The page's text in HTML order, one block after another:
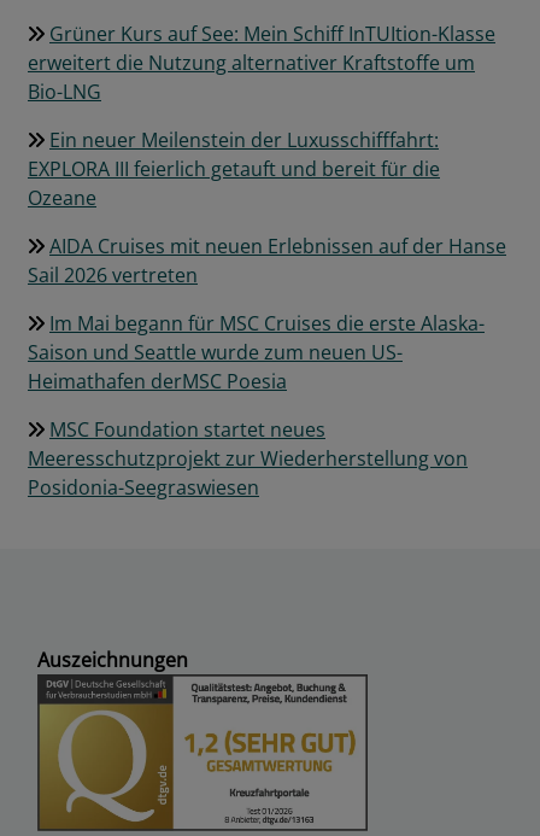
Grüner Kurs auf See: Mein Schiff InTUItion-Klasse
erweitert die Nutzung alternativer Kraftstoffe um
Bio-LNG
Ein neuer Meilenstein der Luxusschifffahrt:
EXPLORA III feierlich getauft und bereit für die
Ozeane
AIDA Cruises mit neuen Erlebnissen auf der Hanse
Sail 2026 vertreten
Im Mai begann für MSC Cruises die erste Alaska-
Saison und Seattle wurde zum neuen US-
Heimathafen derMSC Poesia
MSC Foundation startet neues
Meeresschutzprojekt zur Wiederherstellung von
Posidonia-Seegraswiesen
Auszeichnungen